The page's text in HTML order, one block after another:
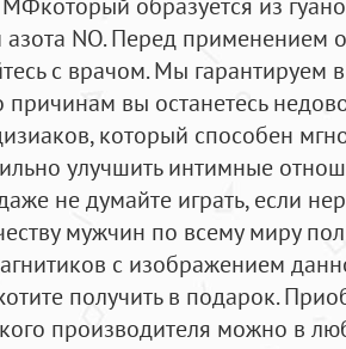
NO. Перед применением
с врачом. Мы гарантируем
вы останетесь
который способен
улучшить интимные
не думайте играть, если
мужчин по всему миру
с изображением
получить в подарок.
производителя можно в